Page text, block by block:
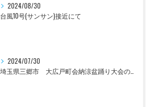
2024/08/30
台風10号(サンサン)接近にて
2024/07/30
埼玉県三郷市 大広戸町会納涼盆踊り大会のお知らせ 2024